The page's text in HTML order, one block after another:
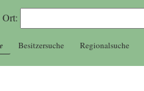
Ort:
Besitzersuche Regionalsuche